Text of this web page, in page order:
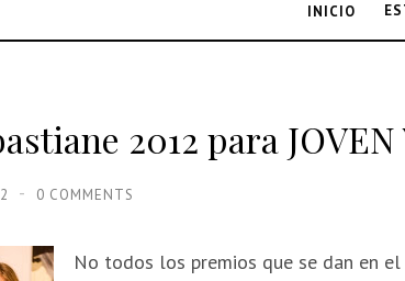
INICIO
2012 para JOVEN
0 COMMENTS
No todos los premios que se dan en